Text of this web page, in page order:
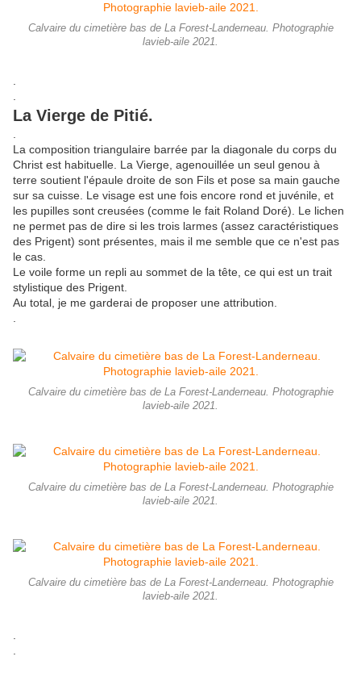
Calvaire du cimetière bas de La Forest-Landerneau. Photographie
lavieb-aile 2021.
La Vierge de Pitié.
La composition triangulaire barrée par la diagonale du corps du
Christ est habituelle. La Vierge, agenouillée un seul genou à
terre soutient l'épaule droite de son Fils et pose sa main gauche
sur sa cuisse. Le visage est une fois encore rond et juvénile, et
les pupilles sont creusées (comme le fait Roland Doré). Le lichen
ne permet pas de dire si les trois larmes (assez caractéristiques
des Prigent) sont présentes, mais il me semble que ce n'est pas
le cas.
Le voile forme un repli au sommet de la tête, ce qui est un trait
stylistique des Prigent.
Au total, je me garderai de proposer une attribution.
Calvaire du cimetière bas de La Forest-Landerneau. Photographie
lavieb-aile 2021.
Calvaire du cimetière bas de La Forest-Landerneau. Photographie
lavieb-aile 2021.
Calvaire du cimetière bas de La Forest-Landerneau. Photographie
lavieb-aile 2021.